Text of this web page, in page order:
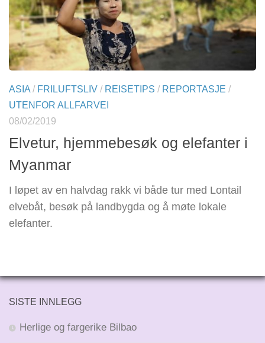
ASIA/ FRILUFTSLIV / REISETIPS / REPORTASJE /
UTENFOR ALLFARVEI
08/02/2019
Elvetur, hjemmebesøk og elefanter i
Myanmar
I løpet av en halvdag rakk vi både tur med Lontail
elvebåt, besøk på landbygda og å møte lokale
elefanter.
SISTE INNLEGG
Herlige og fargerike Bilbao